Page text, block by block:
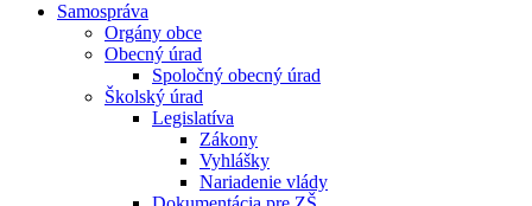
Samospráva
Orgány obce
Obecný úrad
Spoločný obecný úrad
Školský úrad
Legislatíva
Zákony
Vyhlášky
Nariadenie vlády